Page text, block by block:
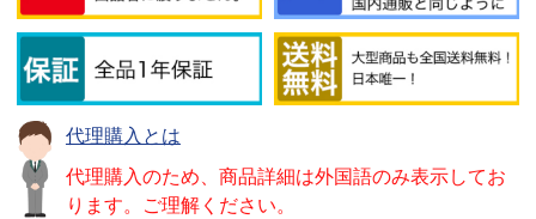
代理購入とは
代理購入のため、商品詳細は外国語のみ表示してお
ります。ご理解ください。